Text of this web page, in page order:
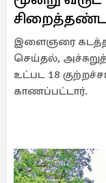
இளைஞரை கடத்த
செய்தல்,
உட்பட 18
காணப்பட்டார்.